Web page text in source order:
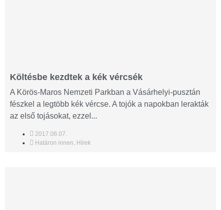
Költésbe kezdtek a kék vércsék
A Körös-Maros Nemzeti Parkban a Vásárhelyi-pusztán
fészkel a legtöbb kék vércse. A tojók a napokban lerakták
az első tojásokat, ezzel...
2017.06.07.
Határon innen Hírek